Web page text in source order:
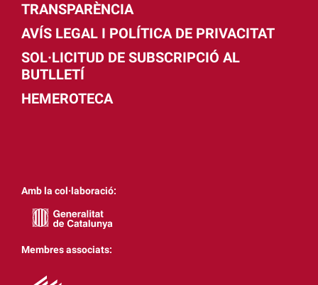
TRANSPARÈNCIA
AVÍS LEGAL I POLÍTICA DE PRIVACITAT
SOL·LICITUD DE SUBSCRIPCIÓ AL
BUTLLETÍ
HEMEROTECA
Amb la col·laboració:
Membres associats: